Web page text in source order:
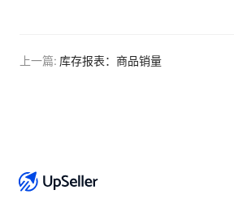
上一篇: 库存报表：商品销量